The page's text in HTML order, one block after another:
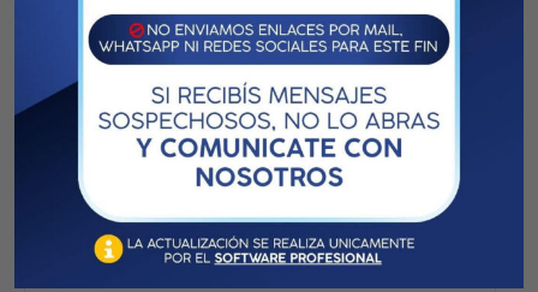
Información importante CSS Vademécum